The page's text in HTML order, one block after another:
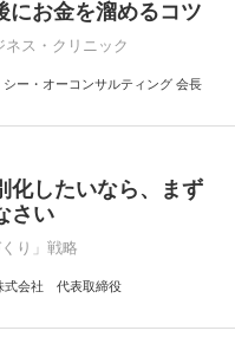
お金を溜めるコツ
ス・クリニック
ー・オーコンサルティング 会長
したいなら、まず
さい
り」戦略
式会社 代表取締役